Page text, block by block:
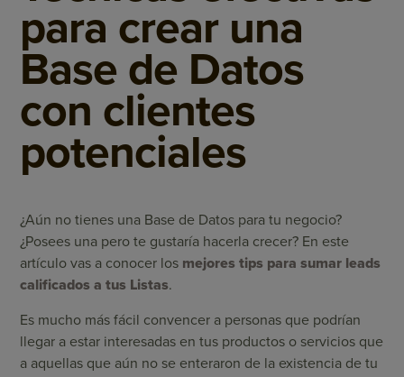
para crear una
Base de Datos
con clientes
potenciales
¿Aún no tienes una Base de Datos para tu negocio?
¿Posees una pero te gustaría hacerla crecer? En este
artículo vas a conocer los mejores tips para sumar leads
calificados a tus Listas.
Es mucho más fácil convencer a personas que podrían
llegar a estar interesadas en tus productos o servicios que
a aquellas que aún no se enteraron de la existencia de tu